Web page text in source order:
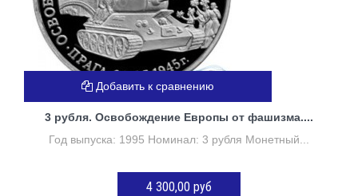
3 рубля. Освобождение Европы от фашизма....
Год выпуска: 1995 Номинал: 3 рубля Монетный...
4 300,00 руб
Добавить к сравнению